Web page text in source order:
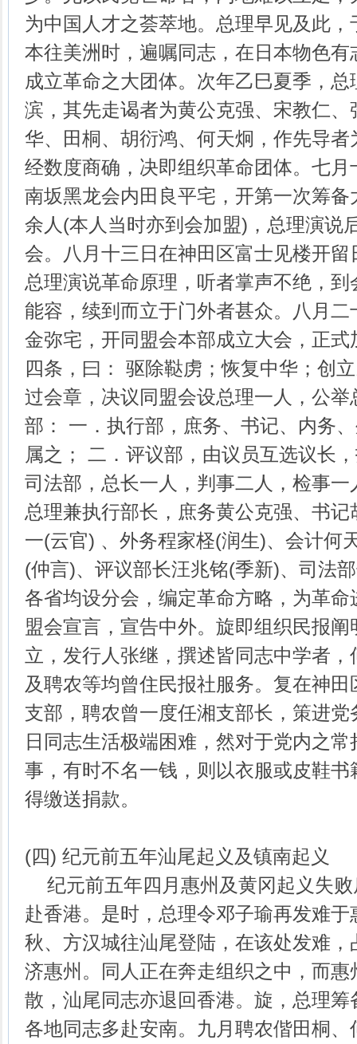
为中国人才之荟萃地。总理早见及此
本往美洲时，遍嘱同志，在日本物色
成立革命之大团体。次年乙巳夏季，
滨，其先走谒者为黄公克强、宋教仁
华、田桐、胡衍鸿、何天炯，作先导
经数度商确，决即组织革命团体。七
南坂黑龙会内田良平宅，开第一次筹
余人(本人当时亦到会加盟)，总理演说
会。八月十三日在神田区富士见楼开
总理演说革命原理，听者掌声不绝，
能容，续到而立于门外者甚众。八月
金弥宅，开同盟会本部成立大会，正
四条，曰： 驱除鞑虏；恢复中华；创
过会章，决议同盟会设总理一人，公
部： 一．执行部，庶务、书记、内务
属之； 二．评议部，由议员互选议长
司法部，总长一人，判事二人，检事
总理兼执行部长，庶务黄公克强、书
一(云官) 、外务程家柽(润生)、会计何
(仲言)、评议部长汪兆铭(季新)、司法
各省均设分会，编定革命方略，为革
盟会宣言，宣告中外。旋即组织民报
立，发行人张继，撰述皆同志中学者
及聘农等均曾住民报社服务。复在神
支部，聘农曾一度任湘支部长，策进
日同志生活极端困难，然对于党内之
事，有时不名一钱，则以衣服或皮鞋
得缴送捐款。
(四) 纪元前五年汕尾起义及镇南起义
纪元前五年四月惠州及黄冈起义失败
赴香港。是时，总理令邓子瑜再发难
秋、方汉城往汕尾登陆，在该处发难
济惠州。同人正在奔走组织之中，而
散，汕尾同志亦退回香港。旋，总理
各地同志多赴安南。九月聘农偕田桐